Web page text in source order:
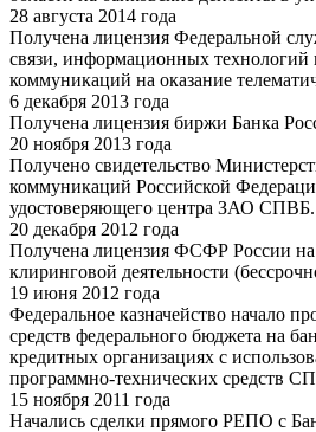
28 августа 2014 года
Получена лицензия Федеральной
связи, информационных технологий
коммуникаций на оказание
6 декабря 2013 года
Получена лицензия биржи Банка
20 ноября 2013 года
Получено свидетельство
коммуникаций Российской
удостоверяющего центра ЗАО СПВБ.
20 декабря 2012 года
Получена лицензия ФСФР России на
клиринговой деятельности
19 июня 2012 года
Федеральное казначейство начало
средств федерального бюджета на
кредитных организациях с
программно-технических средств
15 ноября 2011 года
Начались сделки прямого РЕПО с